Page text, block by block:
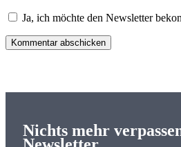
Ja, ich möchte den Newsletter
Kommentar abschicken
Nichts mehr